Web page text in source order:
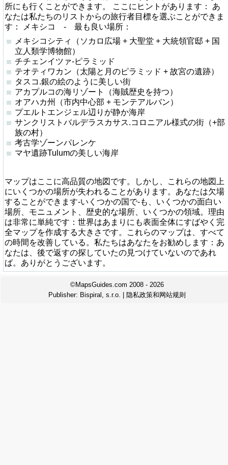
所にも行くことができます。 ここにヒントがあります： あ
なたは私たちのリストからの旅行者目標を選ぶことができま
す： メキシコ - 最も良い場所：
メキシコシティ（ソカロ広場 + 大聖堂 + 大統領官邸 + 国
立人類学博物館）
チチェンイツァ-ピラミッド
テオティワカン（太陽と月のピラミッド + 故宮の遺跡）
タスコ.銀の絵のように美しい街
アカプルコの海リゾート（海賊歴史を持つ）
オアハカ州（市内中心部 + モンテアルバン）
プエルトエンジェル辺りが静か海岸
サンクリストバルデラスカサス.コロニアル様式の街（+部
族の村）
考古学ゾーンパレンケ
マヤ遺跡Tulumの美しい海岸
マップはここに高品質の地図です。しかし、これらの地図上
にいくつかの場所が失われることがあります。あなたは欠場
することができます-いくつかの国で-も、いくつかの面白い
場所、モニュメント、歴史的な場所、いくつかの領域。理由
は非常に単純です：世界はあまりにも表面全体にすばやく完
全マップを作成する大きさです。これらのマップは、すべて
の時間を改善している。私たちはあなたをお勧めします：あ
なたは、後で返すの探していたの見つけていないのであれ
ば。ありがとうございます。
©MapsGuides.com 2008 - 2026
Publisher: Bispiral, s.r.o. 隐私政策和网站规则